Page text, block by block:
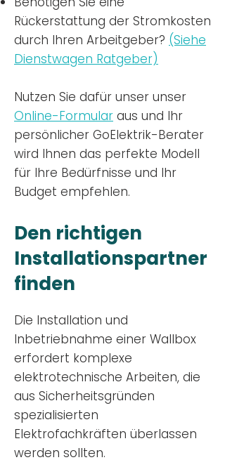
Rückerstattung der Stromkosten
durch Ihren Arbeitgeber? (Siehe
Dienstwagen Ratgeber)
Nutzen Sie dafür unser unser
Online-Formular aus und Ihr
persönlicher GoElektrik-Berater
wird Ihnen das perfekte Modell
für Ihre Bedürfnisse und Ihr
Budget empfehlen.
Den richtigen
Installationspartner
finden
Die Installation und
Inbetriebnahme einer Wallbox
erfordert komplexe
elektrotechnische Arbeiten, die
aus Sicherheitsgründen
spezialisierten
Elektrofachkräften überlassen
werden sollten.